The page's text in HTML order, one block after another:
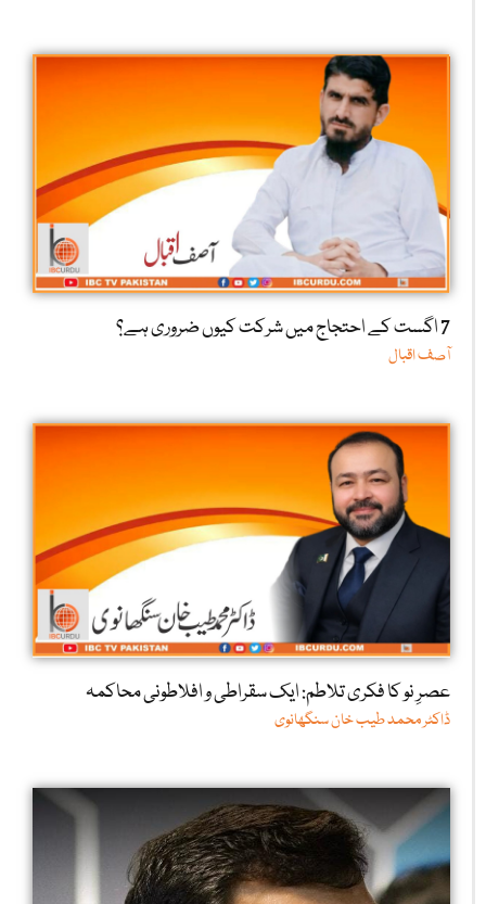
7 اگست کے احتجاج میں شرکت کیوں ضروری ہے؟
آصف اقبال
عصرِ نو کا فکری تلاطم: ایک سقراطی و افلاطونی محاکمہ
ڈاکٹر محمد طیب خان سنگھانوی